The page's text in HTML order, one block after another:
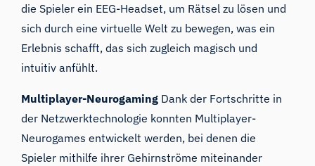
die Spieler ein EEG-Headset, um Rätsel zu lösen und
sich durch eine virtuelle Welt zu bewegen, was ein
Erlebnis schafft, das sich zugleich magisch und
intuitiv anfühlt.
Multiplayer-Neurogaming Dank der Fortschritte in
der Netzwerktechnologie konnten Multiplayer-
Neurogames entwickelt werden, bei denen die
Spieler mithilfe ihrer Gehirnströme miteinander